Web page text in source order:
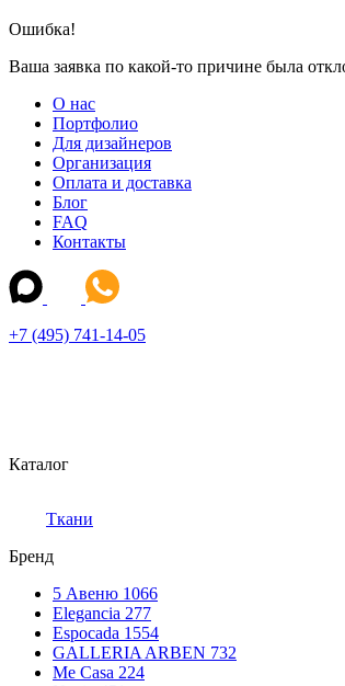
Ошибка!
Ваша заявка по какой-то причине была
О нас
Портфолио
Для дизайнеров
Организация
Оплата и доставка
Блог
FAQ
Контакты
+7 (495) 741-14-05
Каталог
Ткани
Бренд
5 Авеню 1066
Elegancia 277
Espocada 1554
GALLERIA ARBEN 732
Me Casa 224